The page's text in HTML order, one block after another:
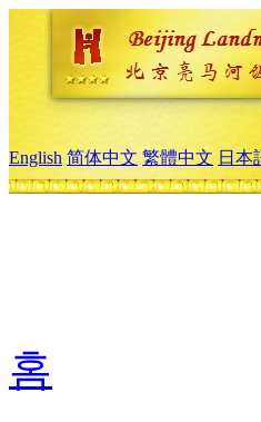
English 简体中文 繁體中文 日本
홈